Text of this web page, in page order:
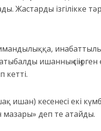
ізгілікке
ишанның сіңірген
кетті.
кесенесі екі
деп те атайды.